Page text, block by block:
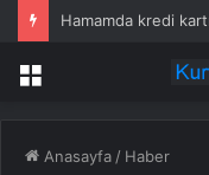
Hamamda kredi
Menü
Anasayfa / Haber